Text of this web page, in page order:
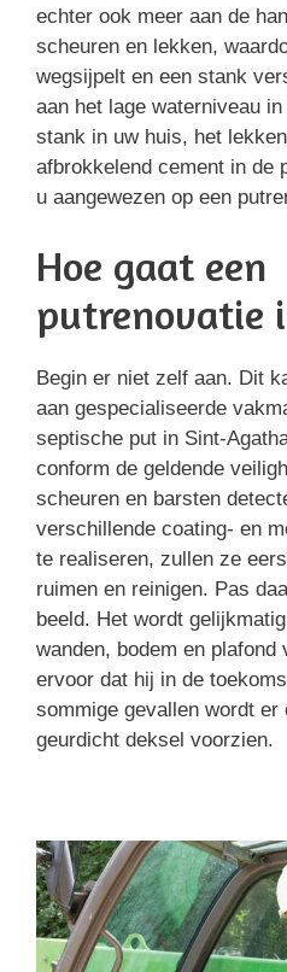
echter ook meer aan de
scheuren en lekken,
wegsijpelt en een stank
aan het lage waterniveau
stank in uw huis, het
afbrokkelend cement in de
u aangewezen op een
Hoe gaat een
putrenovatie
Begin er niet zelf aan. Dit
aan gespecialiseerde
septische put in Sint-
conform de geldende
scheuren en barsten
verschillende coating- en
te realiseren, zullen ze
ruimen en reinigen. Pas
beeld. Het wordt
wanden, bodem en
ervoor dat hij in de
sommige gevallen wordt er
geurdicht deksel voorzien.